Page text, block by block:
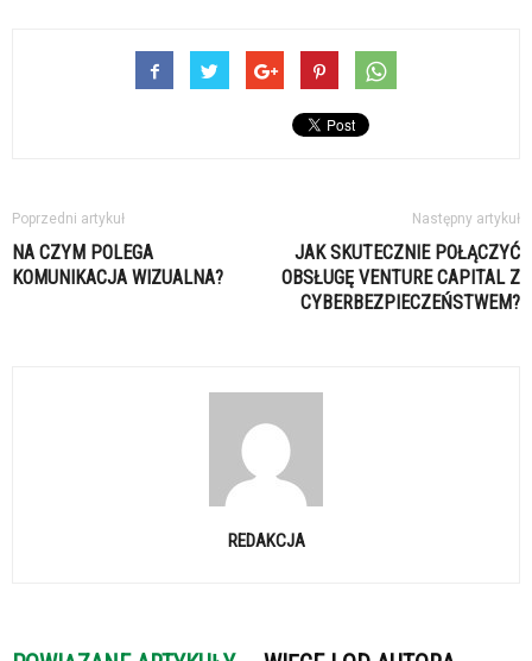
Poprzedni artykuł
NA CZYM POLEGA
KOMUNIKACJA WIZUALNA?
Następny artykuł
JAK SKUTECZNIE POŁĄCZYĆ
OBSŁUGĘ VENTURE CAPITAL Z
CYBERBEZPIECZEŃSTWEM?
REDAKCJA